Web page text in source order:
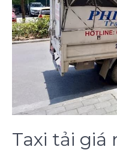
Taxi tải giá